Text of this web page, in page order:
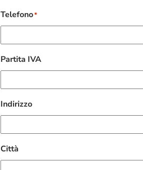
Telefono*
Partita IVA
Indirizzo
Città